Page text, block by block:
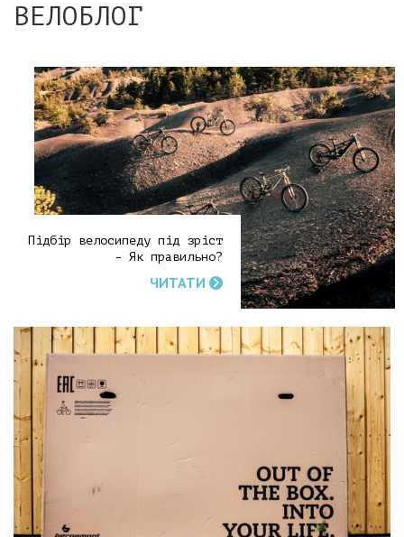
ВЕЛОБЛОГ
Підбір велосипеду під зріст
- Як правильно?
ЧИТАТИ